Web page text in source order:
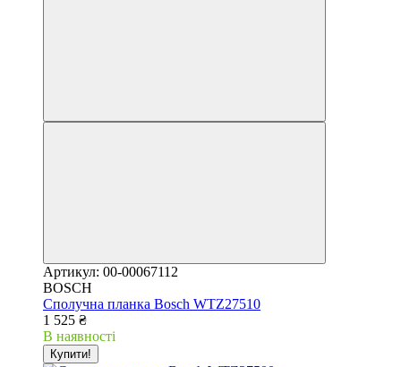
Артикул: 00-00067112
BOSCH
Сполучна планка Bosch WTZ27510
1 525 ₴
В наявності
Купити!